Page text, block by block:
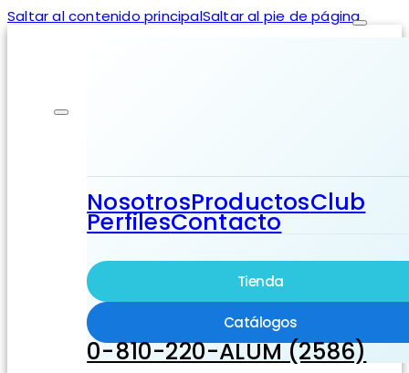
Saltar al contenido principalSaltar al pie de página
NosotrosProductosClub
PerfilesContacto
Tienda
Catálogos
0-810-220-ALUM (2586)